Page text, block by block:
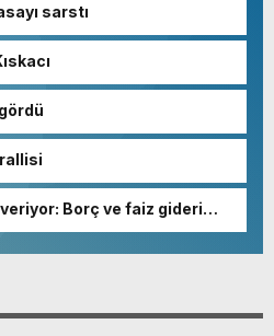
sarstı
rallisi
Borç ve faiz gideri